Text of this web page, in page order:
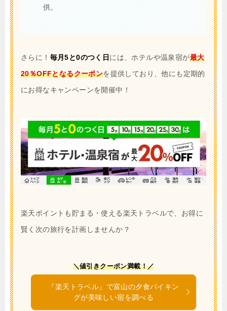
供。
さらに！ 毎月5と0のつく日 には、ホテルや温泉宿が最大
20％OFFとなるクーポンを提供しており、他にも定期的
にお得なキャンペーンを開催中！
楽天ポイントも貯まる・使える楽天トラベルで、お得に
賢く次の旅行を計画しませんか？
＼値引きクーポン満載！／
『楽天トラベル』で富山の夕食バイキン
グが美味しい宿を調べる